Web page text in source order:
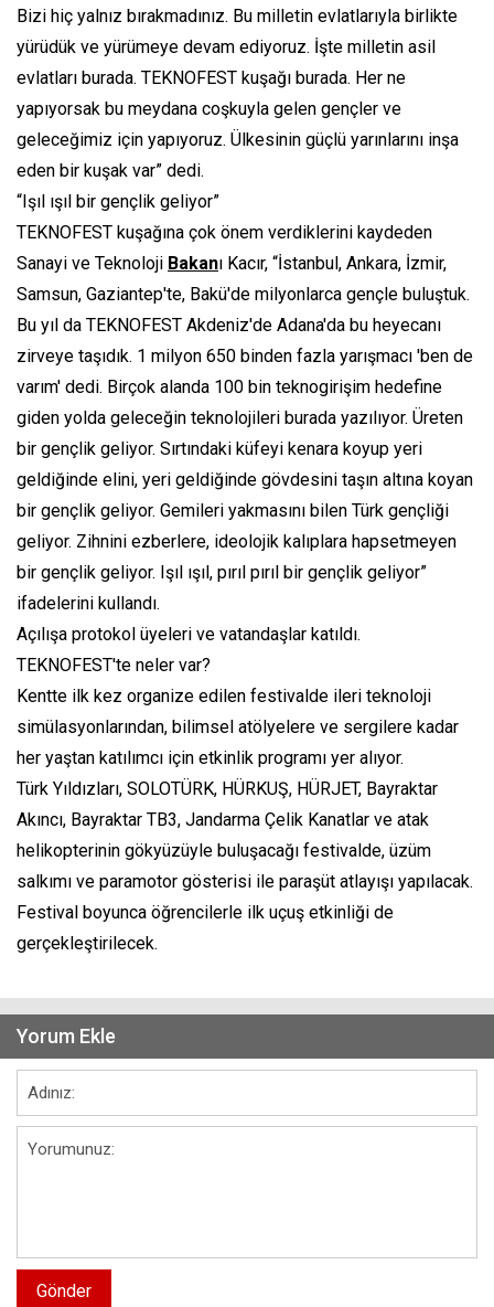
Bizi hiç yalnız bırakmadınız. Bu milletin evlatlarıyla birlikte
yürüdük ve yürümeye devam ediyoruz. İşte milletin asil
evlatları burada. TEKNOFEST kuşağı burada. Her ne
yapıyorsak bu meydana coşkuyla gelen gençler ve
geleceğimiz için yapıyoruz. Ülkesinin güçlü yarınlarını inşa
eden bir kuşak var” dedi.
“Işıl ışıl bir gençlik geliyor”
TEKNOFEST kuşağına çok önem verdiklerini kaydeden
Sanayi ve Teknoloji Bakanı Kacır, “İstanbul, Ankara, İzmir,
Samsun, Gaziantep'te, Bakü'de milyonlarca gençle buluştuk.
Bu yıl da TEKNOFEST Akdeniz'de Adana'da bu heyecanı
zirveye taşıdık. 1 milyon 650 binden fazla yarışmacı 'ben de
varım' dedi. Birçok alanda 100 bin teknogirişim hedefine
giden yolda geleceğin teknolojileri burada yazılıyor. Üreten
bir gençlik geliyor. Sırtındaki küfeyi kenara koyup yeri
geldiğinde elini, yeri geldiğinde gövdesini taşın altına koyan
bir gençlik geliyor. Gemileri yakmasını bilen Türk gençliği
geliyor. Zihnini ezberlere, ideolojik kalıplara hapsetmeyen
bir gençlik geliyor. Işıl ışıl, pırıl pırıl bir gençlik geliyor”
ifadelerini kullandı.
Açılışa protokol üyeleri ve vatandaşlar katıldı.
TEKNOFEST'te neler var?
Kentte ilk kez organize edilen festivalde ileri teknoloji
simülasyonlarından, bilimsel atölyelere ve sergilere kadar
her yaştan katılımcı için etkinlik programı yer alıyor.
Türk Yıldızları, SOLOTÜRK, HÜRKUŞ, HÜRJET, Bayraktar
Akıncı, Bayraktar TB3, Jandarma Çelik Kanatlar ve atak
helikopterinin gökyüzüyle buluşacağı festivalde, üzüm
salkımı ve paramotor gösterisi ile paraşüt atlayışı yapılacak.
Festival boyunca öğrencilerle ilk uçuş etkinliği de
gerçekleştirilecek.
Yorum Ekle
Gönder